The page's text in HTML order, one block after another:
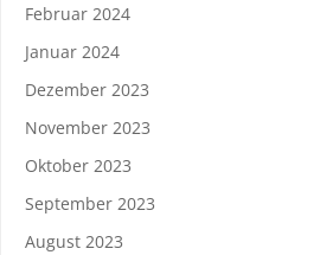
Februar 2024
Januar 2024
Dezember 2023
November 2023
Oktober 2023
September 2023
August 2023